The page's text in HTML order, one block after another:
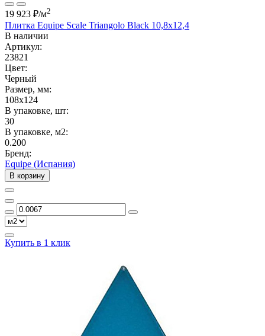
19 923 ₽/м2
Плитка Equipe Scale Triangolo Black 10,8x12,4
В наличии
Артикул:
23821
Цвет:
Черный
Размер, мм:
108x124
В упаковке, шт:
30
В упаковке, м2:
0.200
Бренд:
Equipe (Испания)
В корзину
Купить в 1 клик